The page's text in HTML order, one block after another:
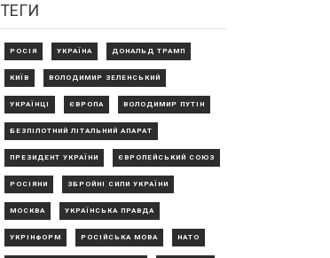
ТЕГИ
РОСІЯ УКРАЇНА ДОНАЛЬД ТРАМП
КИЇВ ВОЛОДИМИР ЗЕЛЕНСЬКИЙ
УКРАЇНЦІ ЄВРОПА ВОЛОДИМИР ПУТІН
БЕЗПІЛОТНИЙ ЛІТАЛЬНИЙ АПАРАТ
ПРЕЗИДЕНТ УКРАЇНИ ЄВРОПЕЙСЬКИЙ СОЮЗ
РОСІЯНИ ЗБРОЙНІ СИЛИ УКРАЇНИ
МОСКВА УКРАЇНСЬКА ПРАВДА
УКРІНФОРМ РОСІЙСЬКА МОВА НАТО